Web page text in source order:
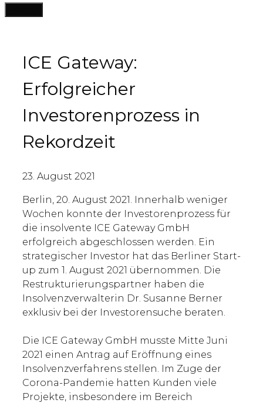
ICE Gateway:
Erfolgreicher
Investorenprozess in
Rekordzeit
23. August 2021
Berlin, 20. August 2021. Innerhalb weniger
Wochen konnte der Investorenprozess für
die insolvente ICE Gateway GmbH
erfolgreich abgeschlossen werden. Ein
strategischer Investor hat das Berliner Start-
up zum 1. August 2021 übernommen. Die
Restrukturierungspartner haben die
Insolvenzverwalterin Dr. Susanne Berner
exklusiv bei der Investorensuche beraten.
Die ICE Gateway GmbH musste Mitte Juni
2021 einen Antrag auf Eröffnung eines
Insolvenzverfahrens stellen. Im Zuge der
Corona-Pandemie hatten Kunden viele
Projekte, insbesondere im Bereich